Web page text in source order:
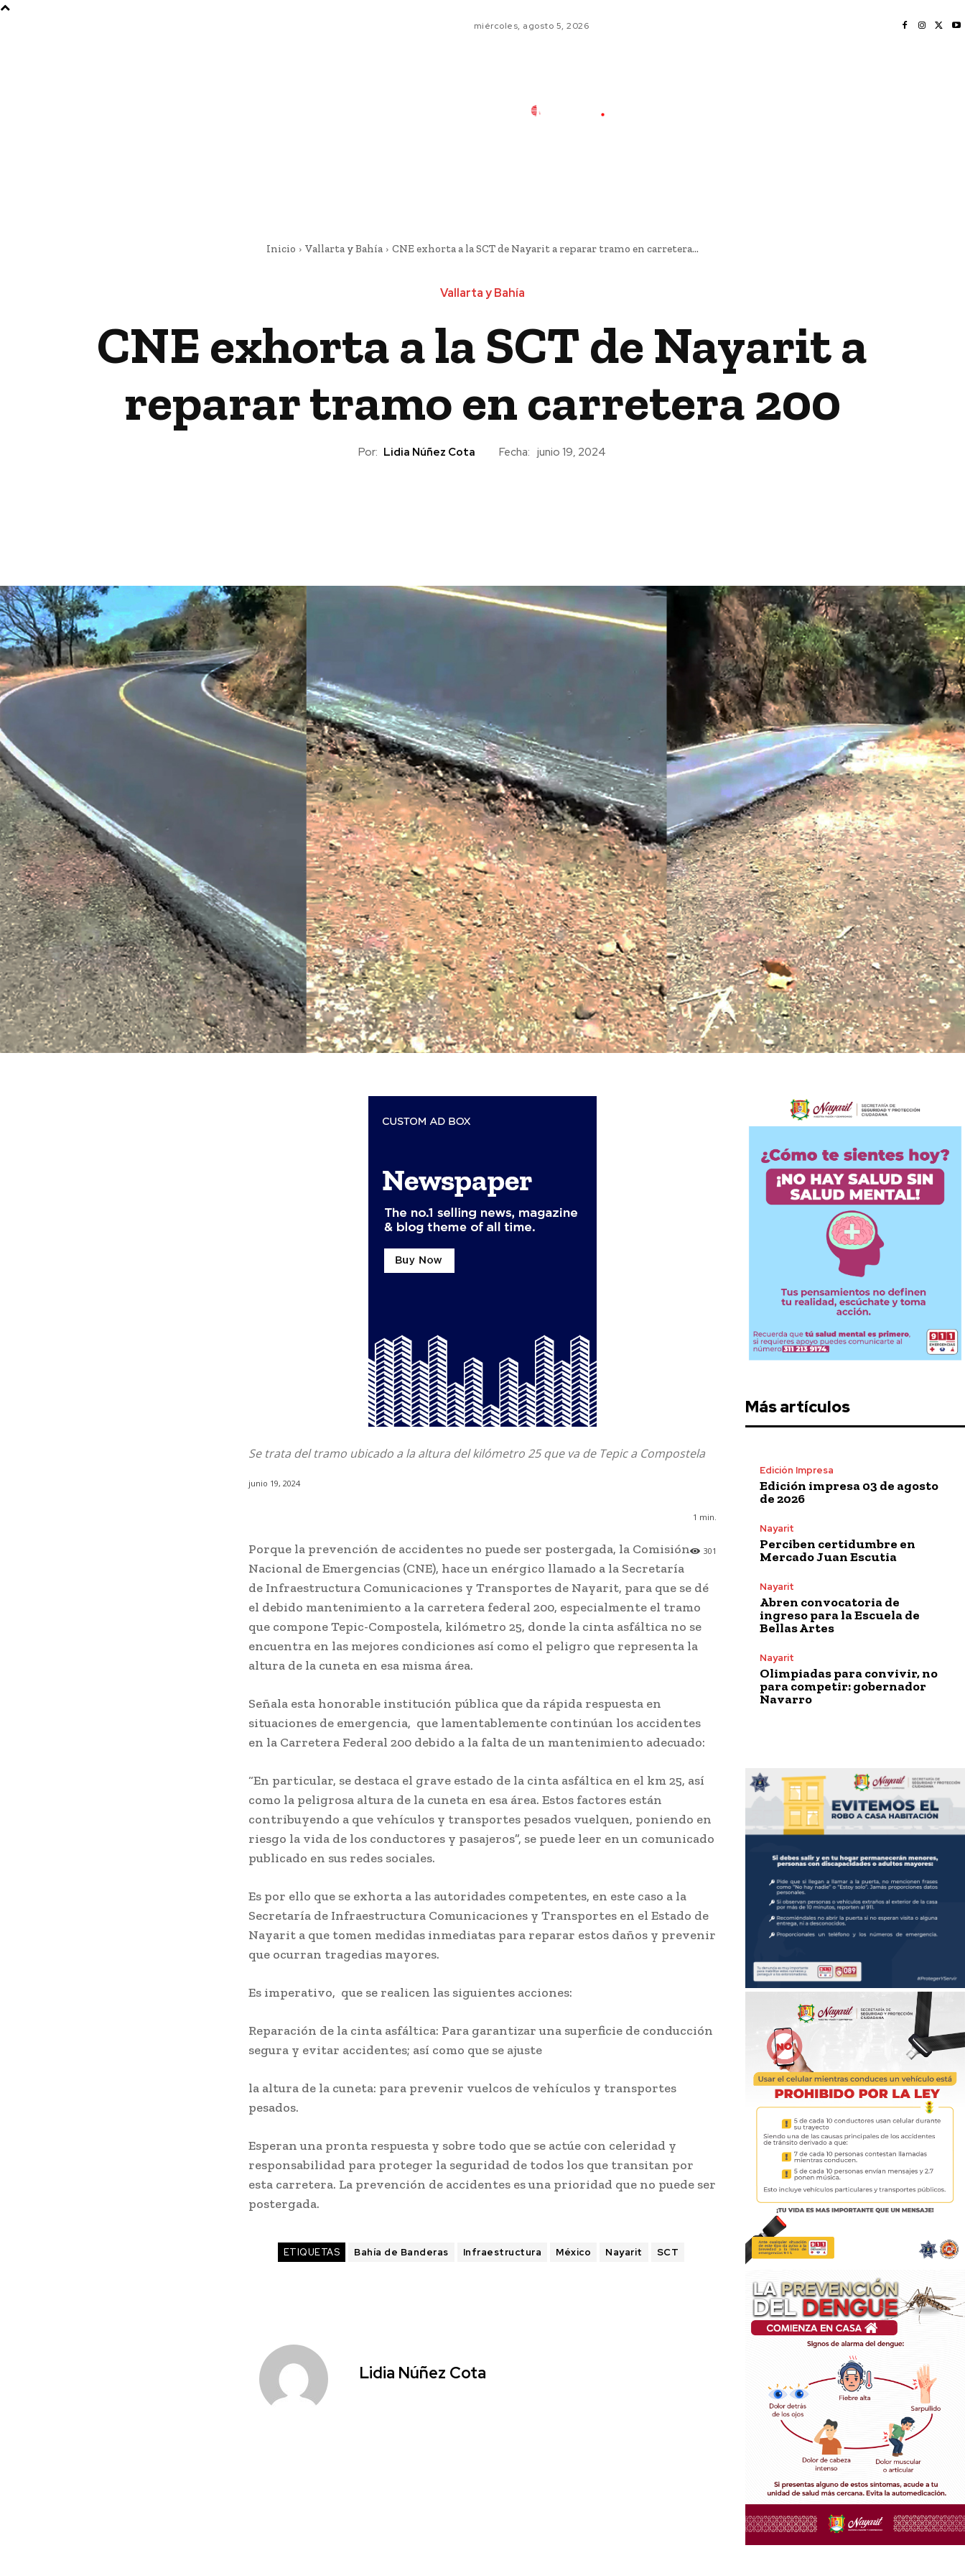
miércoles, agosto 5, 2026
Inicio Vallarta y Bahía CNE exhorta a la SCT de Nayarit a reparar tramo en carretera...
Vallarta y Bahía
CNE exhorta a la SCT de Nayarit a
reparar tramo en carretera 200
Por: Lidia Núñez Cota Fecha: junio 19, 2024
Se trata del tramo ubicado a la altura del kilómetro 25 que va de Tepic a Compostela
junio 19, 2024
1 min.
301
Porque la prevención de accidentes no puede ser postergada, la Comisión
Nacional de Emergencias (CNE), hace un enérgico llamado a la Secretaría
de Infraestructura Comunicaciones y Transportes de Nayarit, para que se dé
el debido mantenimiento a la carretera federal 200, especialmente el tramo
que compone Tepic-Compostela, kilómetro 25, donde la cinta asfáltica no se
encuentra en las mejores condiciones así como el peligro que representa la
altura de la cuneta en esa misma área.
Señala esta honorable institución pública que da rápida respuesta en
situaciones de emergencia, que lamentablemente continúan los accidentes
en la Carretera Federal 200 debido a la falta de un mantenimiento adecuado:
“En particular, se destaca el grave estado de la cinta asfáltica en el km 25, así
como la peligrosa altura de la cuneta en esa área. Estos factores están
contribuyendo a que vehículos y transportes pesados vuelquen, poniendo en
riesgo la vida de los conductores y pasajeros”, se puede leer en un comunicado
publicado en sus redes sociales.
Es por ello que se exhorta a las autoridades competentes, en este caso a la
Secretaría de Infraestructura Comunicaciones y Transportes en el Estado de
Nayarit a que tomen medidas inmediatas para reparar estos daños y prevenir
que ocurran tragedias mayores.
Es imperativo, que se realicen las siguientes acciones:
Reparación de la cinta asfáltica: Para garantizar una superficie de conducción
segura y evitar accidentes; así como que se ajuste
la altura de la cuneta: para prevenir vuelcos de vehículos y transportes
pesados.
Esperan una pronta respuesta y sobre todo que se actúe con celeridad y
responsabilidad para proteger la seguridad de todos los que transitan por
esta carretera. La prevención de accidentes es una prioridad que no puede ser
postergada.
ETIQUETAS Bahía de Banderas Infraestructura México Nayarit SCT
Lidia Núñez Cota
Más artículos
Edición Impresa
Edición impresa 03 de agosto
de 2026
Nayarit
Perciben certidumbre en
Mercado Juan Escutia
Nayarit
Abren convocatoria de
ingreso para la Escuela de
Bellas Artes
Nayarit
Olimpiadas para convivir, no
para competir: gobernador
Navarro